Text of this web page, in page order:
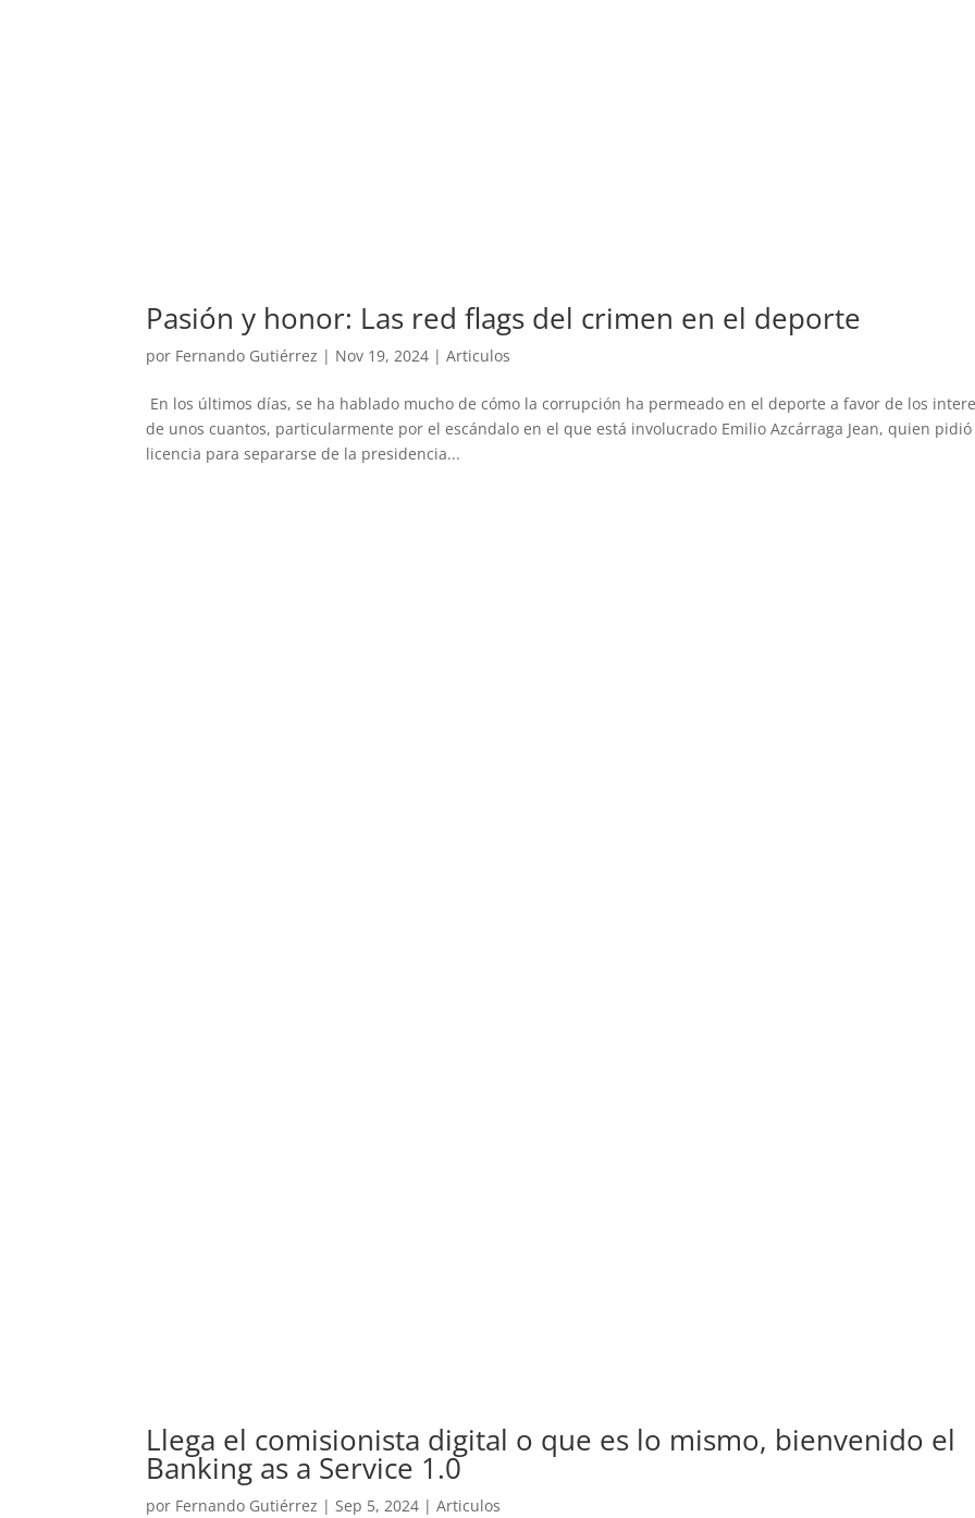
Pasión y honor: Las red flags del crimen en el deporte
por Fernando Gutiérrez | Nov 19, 2024 |Articulos
En los últimos días, se ha hablado mucho de cómo la corrupción ha permeado en el deporte a favor de los
de unos cuantos, particularmente por el escándalo en el que está involucrado Emilio Azcárraga Jean, quien pidió
licencia para separarse de la presidencia...
Llega el comisionista digital o que es lo mismo, bienvenido el
Banking as a Service 1.0
por Fernando Gutiérrez |Sep 5, 2024 |Articulos